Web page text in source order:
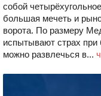
собой
большая мечеть и
ворота. По размеру
испытывают страх
можно развлечься в...